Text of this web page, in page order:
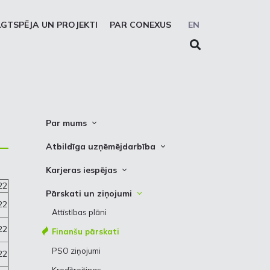
EN
UN PROJEKTI PAR CONEXUS
Par mums
Conexus vizītkarte
Akcionāru struktūra
Atbildīga uzņēmējdarbība
Cel trauksmi
Karjeras iespējas
Vakances
Kādēļ izvēlēties strādāt Conexus
Prakses iespējas
Pārskati un ziņojumi
Attīstības plāni
Finanšu pārskati
PSO ziņojumi